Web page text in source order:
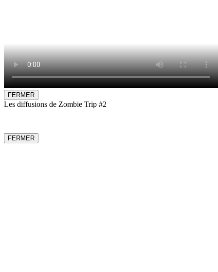
FERMER
Les diffusions de Zombie Trip #2
FERMER